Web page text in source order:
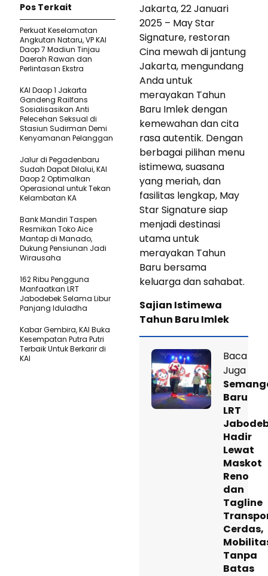
Jakarta, 22 Januari
2025 – May Star
Signature, restoran
Cina mewah di jantung
Jakarta, mengundang
Anda untuk
merayakan Tahun
Baru Imlek dengan
kemewahan dan cita
rasa autentik. Dengan
berbagai pilihan menu
istimewa, suasana
yang meriah, dan
fasilitas lengkap, May
Star Signature siap
menjadi destinasi
utama untuk
merayakan Tahun
Baru bersama
keluarga dan sahabat.
Sajian Istimewa
Tahun Baru Imlek
Baca
Juga
Baru
LRT
Hadir
Lewat
Maskot
Reno
dan
Tagline
Cerdas,
Tanpa
Batas
Pos Terkait
Perkuat Keselamatan
Angkutan Nataru, VP KAI
Daop 7 Madiun Tinjau
Daerah Rawan dan
Perlintasan Ekstra
KAI Daop 1 Jakarta
Gandeng Railfans
Sosialisasikan Anti
Pelecehan Seksual di
Stasiun Sudirman Demi
Kenyamanan Pelanggan
Jalur di Pegadenbaru
Sudah Dapat Dilalui, KAI
Daop 2 Optimalkan
Operasional untuk Tekan
Kelambatan KA
Bank Mandiri Taspen
Resmikan Toko Aice
Mantap di Manado,
Dukung Pensiunan Jadi
Wirausaha
162 Ribu Pengguna
Manfaatkan LRT
Jabodebek Selama Libur
Panjang Iduladha
Kabar Gembira, KAI Buka
Kesempatan Putra Putri
Terbaik Untuk Berkarir di
KAI